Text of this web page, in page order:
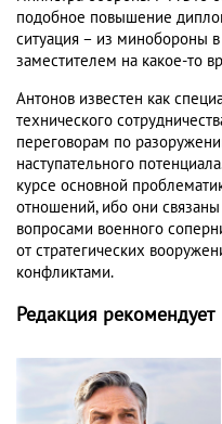
подобное повышение
ситуация – из минобороны
заместителем на какое-то
Антонов известен как
технического
переговорам по
наступательного
курсе основной
отношений, ибо они
вопросами военного
от стратегических
конфликтами.
Редакция рекомендует